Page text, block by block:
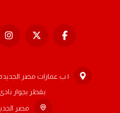
١ ب عمارات مصر
بقطر بجوار
مصر